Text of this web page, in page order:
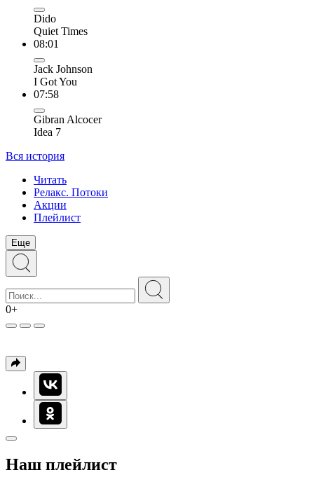
Dido
Quiet Times
08:01
Jack Johnson
I Got You
07:58
Gibran Alcocer
Idea 7
Вся история
Читать
Релакс. Потоки
Акции
Плейлист
Еще
0+
Наш плейлист